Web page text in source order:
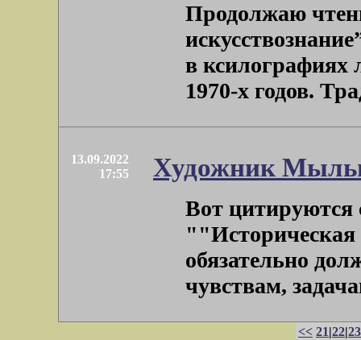
Продолжаю
в ксилографиях
1970-х годов.
13.09.2022
17:55
Художник
Вот
обязательно
чувствам,
<< 21|22|23